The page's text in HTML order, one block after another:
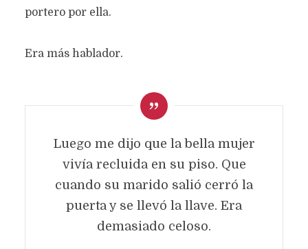
CONFINADA
Categoría:Prosa agosto 6, 2024
972 views
3 Minutos en leer
portero por ella.
Era más hablador.
Luego me dijo que la bella mujer
vivía recluida en su piso. Que
cuando su marido salió cerró la
puerta y se llevó la llave. Era
demasiado celoso.